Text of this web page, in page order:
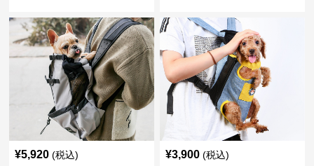
¥5,920 (税込) ¥3,900 (税込)